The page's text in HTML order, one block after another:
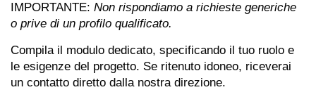
IMPORTANTE: Non rispondiamo a richieste generiche
o prive di un profilo qualificato.
Compila il modulo dedicato, specificando il tuo ruolo e
le esigenze del progetto. Se ritenuto idoneo, riceverai
un contatto diretto dalla nostra direzione.